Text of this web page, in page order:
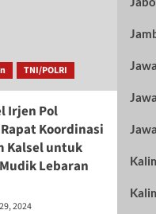
TNI/POLRI
Irjen Pol
Koordinasi
Kalsel untuk
Lebaran
2024